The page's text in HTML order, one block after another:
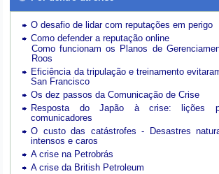
O desafio de lidar com reputações em perigo
Como defender a reputação online
Como funcionam os Planos de
Roos
Eficiência da tripulação e treinamento
San Francisco
Os dez passos da Comunicação de Crise
Resposta do Japão à crise: lições
comunicadores
O custo das catástrofes -
Desastres
intensos e caros
A crise na Petrobrás
A crise da British Petroleum